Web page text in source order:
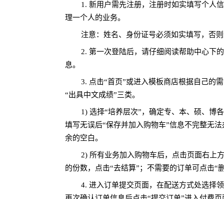
1. 新用户需先注册，注册时如实填写个人
理一个人的业务。
注意：姓名、身份证号必须如实填写，否
2. 第一次登陆后，请仔细阅读帮助中心下
息。
3. 点击“首页”或进入模板商店根据自己的
“出具中文成绩”三类。
1) 选择“培养层次”，确定专、本、硕、博
填写无误后“保存并加入购物车”信息不完整无
余的空白。
2) 所有业务加入购物车后，点击页面右上
的份数，点击“去结算”；不需要的订单可点击“
4. 进入订单提交页面，在配送方式处选择